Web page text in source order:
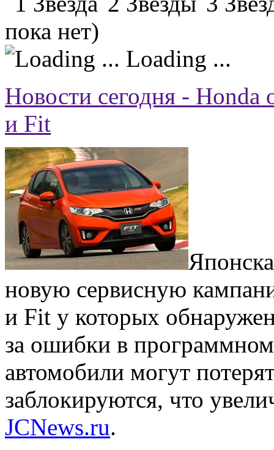
пока нет)
Loading ...
Новости сегодня - Honda
и Fit
новую сервисную
и Fit у которых
за ошибки в
автомобили могут
заблокируются, что
JCNews.ru.